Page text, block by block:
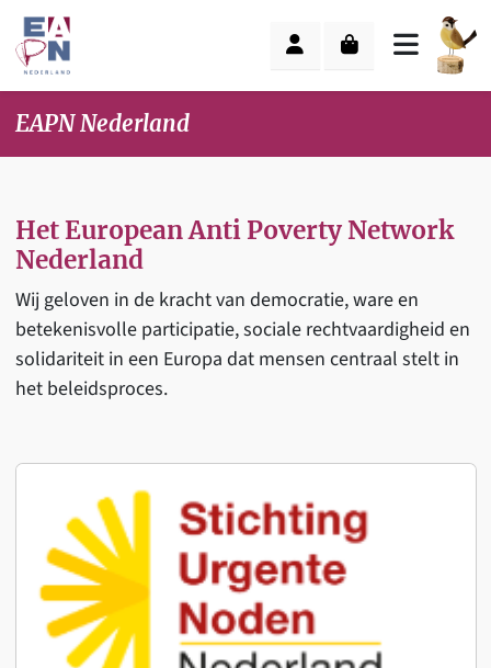
Skip to content
Skip to footer
Cart
Menu
EAPN Nederland
Het European Anti Poverty Network
Nederland
Wij geloven in de kracht van democratie, ware en
betekenisvolle participatie, sociale rechtvaardigheid en
solidariteit in een Europa dat mensen centraal stelt in
het beleidsproces.